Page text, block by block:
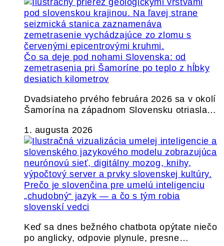
Čo sa deje pod nohami Slovenska: od
zemetrasenia pri Šamoríne po teplo z hĺbky
desiatich kilometrov
Dvadsiateho prvého februára 2026 sa v okolí
Šamorína na západnom Slovensku otriasla…
1. augusta 2026
Prečo je slovenčina pre umelú inteligenciu
„chudobný“ jazyk — a čo s tým robia
slovenskí vedci
Keď sa dnes bežného chatbota opýtate niečo
po anglicky, odpovie plynule, presne…